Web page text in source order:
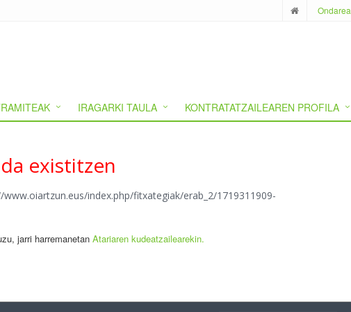
Ondarea
IRAGARKI TAULA KONTRATATZAILEAREN PROFILA
existitzen
index.php/fitxategiak/erab_2/1719311909-
jarri harremanetan Atariaren kudeatzailearekin.